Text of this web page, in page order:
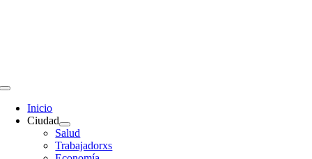
Toggle
Navigation
Inicio
Ciudad
Salud
Trabajadorxs